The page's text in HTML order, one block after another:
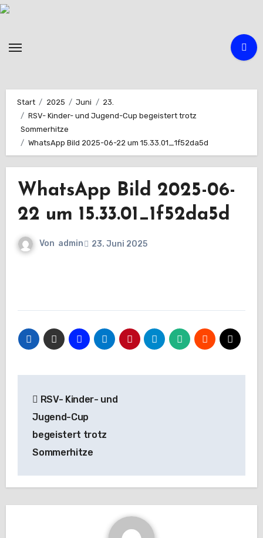
Zum
Start 2025 Juni
23.
RSV- Kinder- und Jugend-Cup begeistert trotz
Sommerhitze
WhatsApp Bild 2025-06-22 um 15.33.01_1f52da5d
WhatsApp Bild 2025-06-
22 um 15.33.01_1f52da5d
Von admin 23. Juni 2025
RSV- Kinder- und
Jugend-Cup
begeistert trotz
Sommerhitze